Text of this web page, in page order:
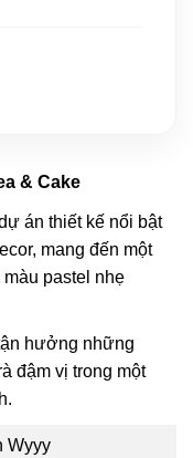
& Cake
án thiết kế nổi bật
mang đến một
pastel nhẹ
hưởng những
đậm vị trong một